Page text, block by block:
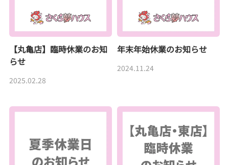
【丸亀店】臨時休業のお知
らせ
2025.02.28
年末年始休業のお知らせ
2024.11.24